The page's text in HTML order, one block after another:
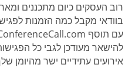
רוב העסקים כיום מתכננים
בוודאי מקבל כמה הזמנות
להישאר מעודכן לגבי כל
אירועים עתידיים ישר מהיומן